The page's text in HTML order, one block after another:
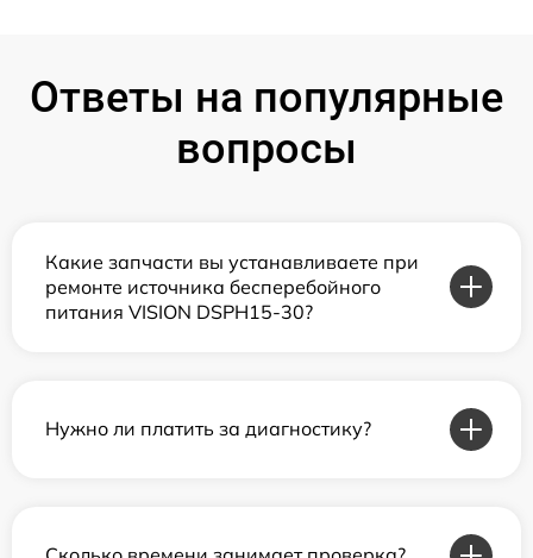
Ответы на популярные
вопросы
Какие запчасти вы устанавливаете при
ремонте источника бесперебойного
питания VISION DSPH15-30?
Нужно ли платить за диагностику?